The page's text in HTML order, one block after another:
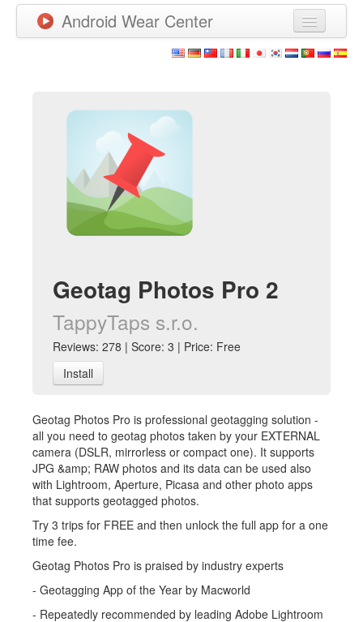
Android Wear Center
Games
New Releases
Watchfaces
Geotag Photos Pro 2
TappyTaps s.r.o.
Reviews: 278 | Score: 3 | Price: Free
Install
Geotag Photos Pro is professional geotagging solution -
all you need to geotag photos taken by your EXTERNAL
camera (DSLR, mirrorless or compact one). It supports
JPG &amp; RAW photos and its data can be used also
with Lightroom, Aperture, Picasa and other photo apps
that supports geotagged photos.
Try 3 trips for FREE and then unlock the full app for a one
time fee.
Geotag Photos Pro is praised by industry experts
- Geotagging App of the Year by Macworld
- Repeatedly recommended by leading Adobe Lightroom